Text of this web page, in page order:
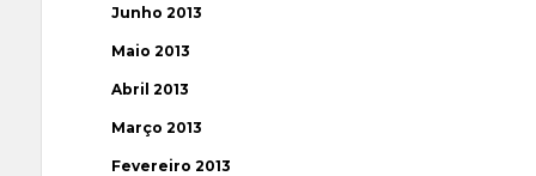
Junho 2013
Maio 2013
Abril 2013
Março 2013
Fevereiro 2013